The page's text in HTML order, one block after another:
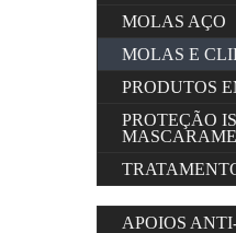
MOLAS AÇO
MOLAS E
PRODUTOS
PROTEÇÃO
APOIOS